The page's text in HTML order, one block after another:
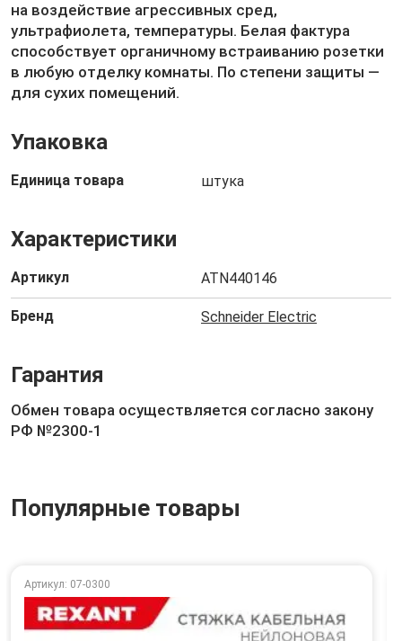
на воздействие агрессивных сред,
ультрафиолета, температуры. Белая фактура
способствует органичному встраиванию розетки
в любую отделку комнаты. По степени защиты —
для сухих помещений.
Упаковка
Единица товара штука
Характеристики
Артикул ATN440146
Бренд Schneider Electric
Гарантия
Обмен товара осуществляется согласно закону
РФ №2300-1
Популярные товары
Артикул: 07-0300